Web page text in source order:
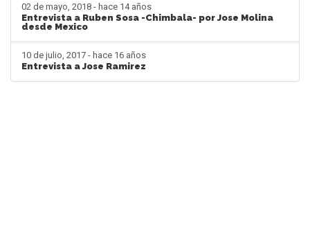
02 de mayo, 2018 - hace 14 años
Entrevista a Ruben Sosa -Chimbala- por Jose Molina
desde Mexico
10 de julio, 2017 - hace 16 años
Entrevista a Jose Ramirez